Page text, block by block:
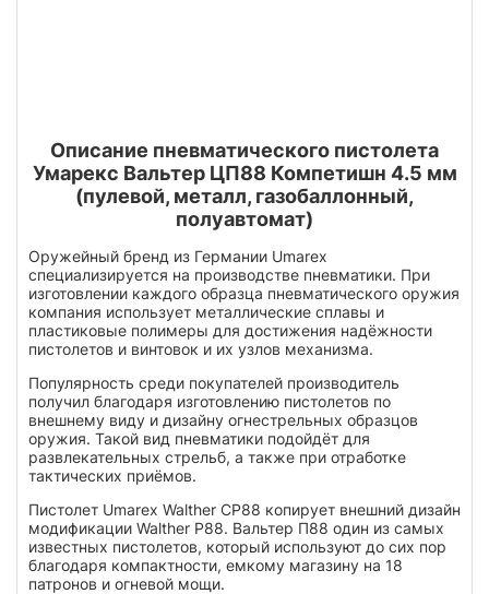
Описание пневматического пистолета
Умарекс Вальтер ЦП88 Компетишн 4.5 мм
(пулевой, металл, газобаллонный,
полуавтомат)
Оружейный бренд из Германии Umarex
специализируется на производстве пневматики. При
изготовлении каждого образца пневматического оружия
компания использует металлические сплавы и
пластиковые полимеры для достижения надёжности
пистолетов и винтовок и их узлов механизма.
Популярность среди покупателей производитель
получил благодаря изготовлению пистолетов по
внешнему виду и дизайну огнестрельных образцов
оружия. Такой вид пневматики подойдёт для
развлекательных стрельб, а также при отработке
тактических приёмов.
Пистолет Umarex Walther CP88 копирует внешний дизайн
модификации Walther P88. Вальтер П88 один из самых
известных пистолетов, который используют до сих пор
благодаря компактности, емкому магазину на 18
патронов и огневой мощи.